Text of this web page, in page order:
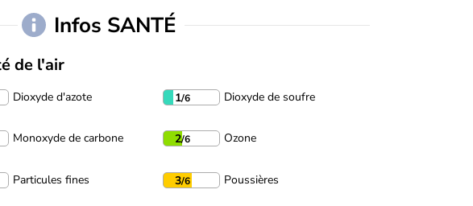
Infos SANTÉ
de l'air
Dioxyde d'azote 1/6 Dioxyde de soufre
Monoxyde de carbone 2/6 Ozone
Particules fines 3/6 Poussières